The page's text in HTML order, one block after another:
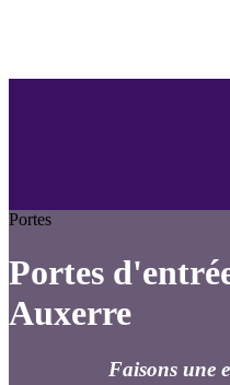
Portes
Portes
Auxerre
Faisons une